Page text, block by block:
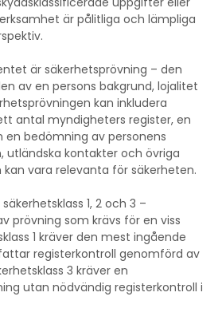
är pålitliga och lämpliga
är säkerhetsprövning – den
av en persons bakgrund, lojalitet
kan inkludera
antal myndigheters register, en
en bedömning av personens
utländska kontakter och övriga
vara relevanta för säkerheten.
1, 2 och 3 –
prövning som krävs för en viss
1 kräver den mest ingående
registerkontroll genomförd av
3 kräver en
utan nödvändig registerkontroll i